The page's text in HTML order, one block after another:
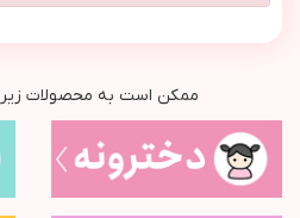
ممکن است به محصولات زیر